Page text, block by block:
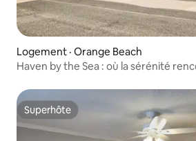
Logement · Orange Beach
Haven by the Sea : où la sérénité
Superhôte
Superhôte